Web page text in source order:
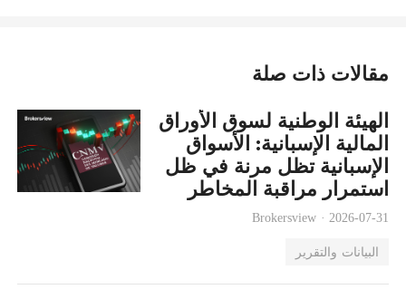
مقالات ذات صلة
الهيئة الوطنية لسوق الأوراق
المالية الإسبانية: الأسواق
الإسبانية تظل مرنة في ظل
استمرار مراقبة المخاطر
المتعلقة بالذكاء الاصطناعي
التنظيمية
Brokersview · 2026-07-31
البيانات والتقرير